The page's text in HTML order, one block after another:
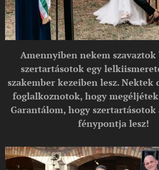
Amennyiben nekem szavaztok
szertartásotok egy
szakember kezeiben lesz. Nektek
foglalkoznotok, hogy
Garantálom, hogy szertartásotok
fénypontja lesz!